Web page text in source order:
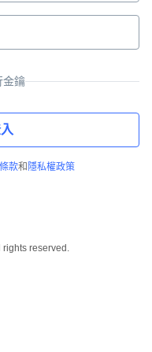
金鑰
款和 隱私權政策
reserved.